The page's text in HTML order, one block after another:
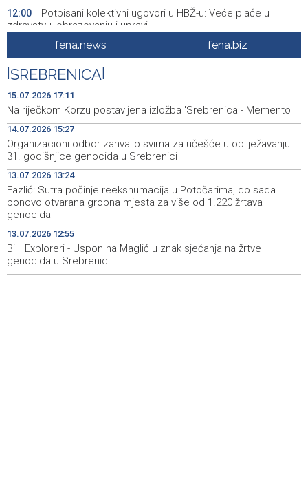
12:00
Potpisani kolektivni ugovori u HBŽ-u: Veće plaće u
zdravstvu, obrazovanju i upravi
Puhovski: European Confederation an unrealistic idea,
EU has no clear plan for Western Balkans
11:30
Buldić-Bešić: Svaka doza darovane krvi predstavlja novu
priliku za nastavak liječenja i ozdravljenje
11:29 Jedna osoba teško povrijeđena u pucnjavi u Brčkom
11:28
Mađarski javni servis mjesec bez vijesti, nova vlast
najavljuje obnovu medijskog sistema
11:16
Srbija: Blagi pad zaraze afričkom svinjskom kugom, u
Srijemu i dalje kritično
11:13
In-person ticket sales for the 32nd Sarajevo Film
Festival program began this morning
fena.news fena.biz
SREBRENICA
15.07.2026 17:11
Na riječkom Korzu postavljena izložba 'Srebrenica - Memento'
14.07.2026 15:27
Organizacioni odbor zahvalio svima za učešće u obilježavanju
31. godišnjice genocida u Srebrenici
13.07.2026 13:24
Fazlić: Sutra počinje reekshumacija u Potočarima, do sada
ponovo otvarana grobna mjesta za više od 1.220 žrtava
genocida
13.07.2026 12:55
BiH Exploreri - Uspon na Maglić u znak sjećanja na žrtve
genocida u Srebrenici